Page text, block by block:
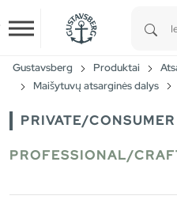
Skip to main content
Gustavsberg Produktai
Maišytuvų atsarginės dalys
PRIVATE/CONSUMER
PROFESSIONAL/